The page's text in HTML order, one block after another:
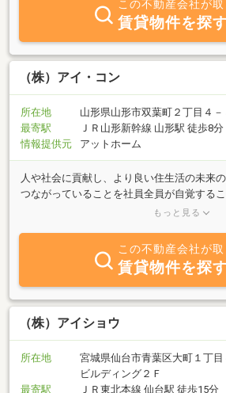
したいと思っております。
この不動産会社が取
賃貸物件を探
（株）アイ・コン
所在地
山形県山形市双葉町２丁目４－
最寄駅
ＪＲ山形新幹線 山形駅 徒歩8分
情報提供元
アットホーム
人や社会に貢献し、より良い住生活の未来
つながっていることを社員全員が自覚する
満足を自らの誇りにし、仕事を通じて幸福
供する上で必要不可欠なものであり、最大
す。社員一人一人が自己研鑽を重ねると共
と満足を目指す。それが、私たちの使命で
ーク提携企業との連携により、お客様の夢
にしています。土地・建物の購入や売却、
し、広い視野からトータルソリューション
もっと見る
この不動産会社が取
賃貸物件を探
（株）アイショウ
所在地
宮城県仙台市青葉区大町１丁
ビルディング２Ｆ
最寄駅
ＪＲ東北本線 仙台駅 徒歩15分